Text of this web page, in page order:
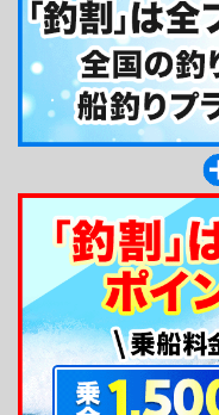
釣り船か
皆様に喜ばれる
「Gate」を始動し
すが、釣りを通じ
えております。乗
一日を過ごせる遊
させていただきま
す！